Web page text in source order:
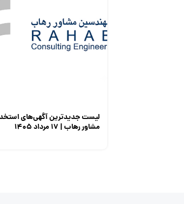
لیست جدیدترین آگهی‌های
مشاور رهاب | ۱۷ مرداد ۱۴۰۵